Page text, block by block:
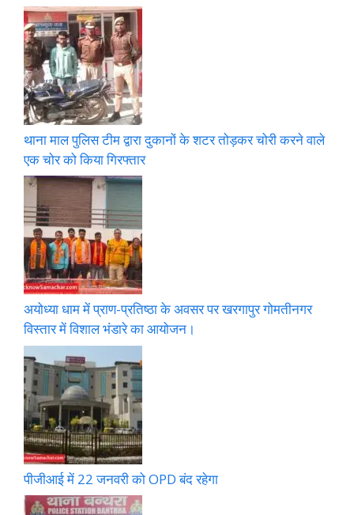
थाना माल पुलिस टीम द्वारा दुकानों के शटर तोड़कर चोरी करने वाले
एक चोर को किया गिरफ्तार
अयोध्या धाम में प्राण-प्रतिष्ठा के अवसर पर खरगापुर गोमतीनगर
विस्तार में विशाल भंडारे का आयोजन।
पीजीआई में 22 जनवरी को OPD बंद रहेगा